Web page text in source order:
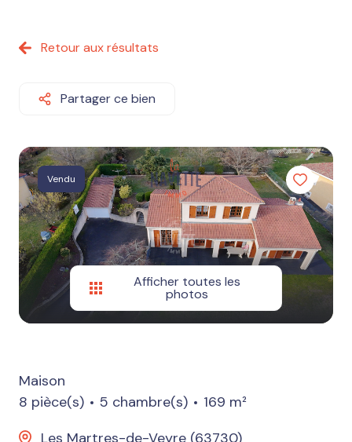
Terrains
vendus
équipe
services
Estimation
Nos
avis
Retour aux résultats
Partager ce bien
Vendu
Afficher toutes les
photos
Maison
8 pièce(s)
5 chambre(s)
169 m²
Les Martres-de-Veyre (63730)